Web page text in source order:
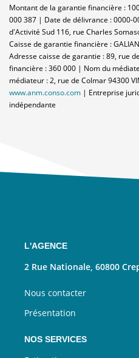
Montant de la garantie financière :
000 387 | Date de délivrance : 0000-
d'Activité Sud 116, rue Charles
Caisse de garantie financière :
Adresse caisse de garantie : 89, rue
financière : 360 000 | Nom du
médiateur : 2, rue de Colmar 94300
www.anm.conso.com | Entreprise
indépendante
L'AGENCE
2 Rue Nationale, 60800
Nous contacter
Présentation
NOS SERVICES